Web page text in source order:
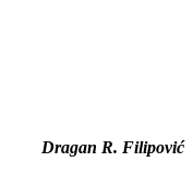
Dragan R. Filipović